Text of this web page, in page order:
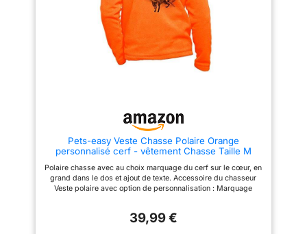
robe de Noël, la robe de soirée,
la robe de soirée, la robe de
princesse fille, le costume de
princesse fille, la robe
d'anniversaire, les tenues
d'anniversaire, le costume
accessoires inclus dans la jupe
sont présentés dans la première
image. Si les pièces sont
endommagées en raison d'un
veuillez nous contacter
immédiatement après réception
du colis. Nous résoudrons le
montant, de poignets
extensibles munis d'un trou où
passer le pouce, ainsi qu'un
bas ajustable pour ne pas
laisser passer le froid.
Pets-easy Veste Chasse Polaire Orange
personnalisé cerf - vêtement Chasse Taille M
Polaire chasse avec au choix marquage du cerf sur le cœur, en
grand dans le dos et ajout de texte. Accessoire du chasseur
Veste polaire avec option de personnalisation : Marquage
métalique pour éviter l'oxydation Lavage en machine à 40° et
39,99 €